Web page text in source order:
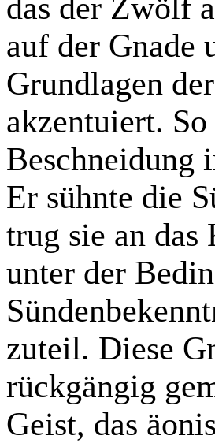
das der Zwölf
auf der Gnade
Grundlagen
akzentuiert.
Beschneidung
Er sühnte die
trug sie an
unter der
zuteil. Diese
rückgängig
Geist, das